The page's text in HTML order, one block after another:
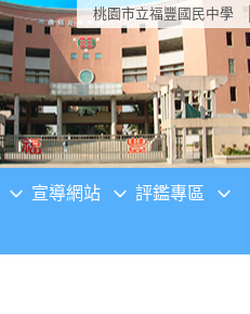
桃園市立福豐國民中學
宣導網站 評鑑專區